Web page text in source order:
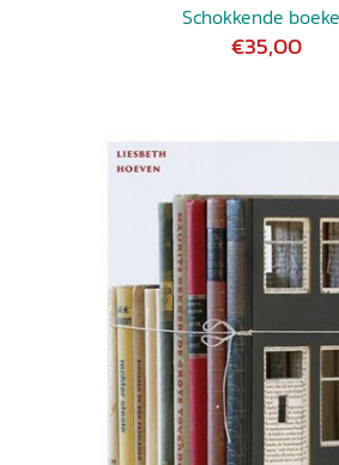
Schokkende
€35,00